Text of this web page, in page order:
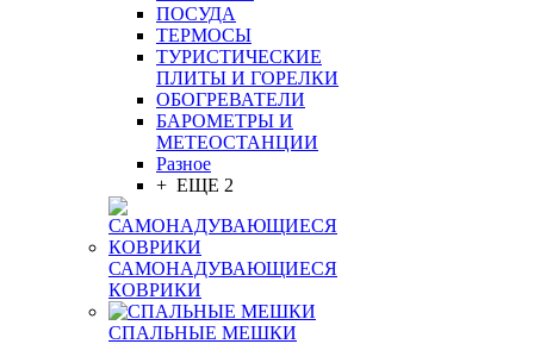
ПОСУДА
ТЕРМОСЫ
ТУРИСТИЧЕСКИЕ
ПЛИТЫ И ГОРЕЛКИ
ОБОГРЕВАТЕЛИ
БАРОМЕТРЫ И
МЕТЕОСТАНЦИИ
Разное
+ ЕЩЕ 2
САМОНАДУВАЮЩИЕСЯ
КОВРИКИ
СПАЛЬНЫЕ МЕШКИ